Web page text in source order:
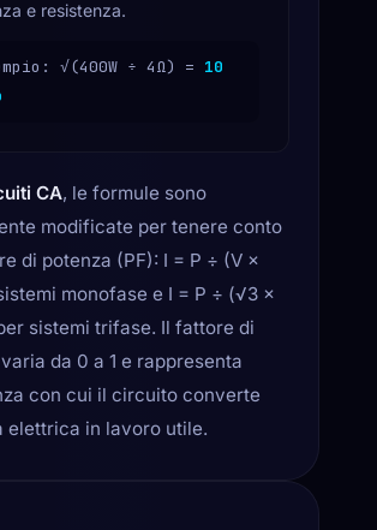
e resistenza.
√(400W ÷ 4Ω) = 10
CA, le formule sono
modificate per tenere conto
di potenza (PF): I = P ÷ (V ×
monofase e I = P ÷ (√3 ×
sistemi trifase. Il fattore di
da 0 a 1 e rappresenta
con cui il circuito converte
elettrica in lavoro utile.